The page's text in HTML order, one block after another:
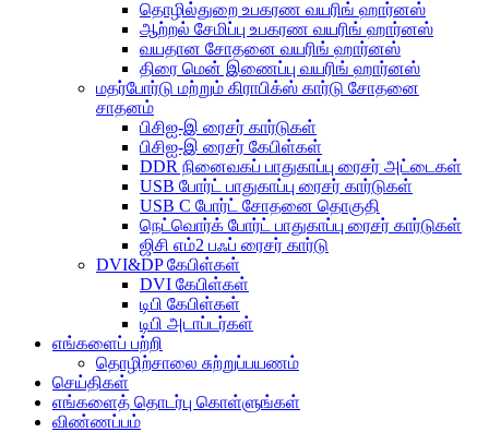
தொழில்துறை உபகரண வயரிங் ஹார்னஸ்
ஆற்றல் சேமிப்பு உபகரண வயரிங் ஹார்னஸ்
வயதான சோதனை வயரிங் ஹார்னஸ்
திரை மென் இணைப்பு வயரிங் ஹார்னஸ்
மதர்போர்டு மற்றும் கிராபிக்ஸ் கார்டு சோதனை
சாதனம்
பிசிஐ-இ ரைசர் கார்டுகள்
பிசிஐ-இ ரைசர் கேபிள்கள்
DDR நினைவகப் பாதுகாப்பு ரைசர் அட்டைகள்
USB போர்ட் பாதுகாப்பு ரைசர் கார்டுகள்
USB C போர்ட் சோதனை தொகுதி
நெட்வொர்க் போர்ட் பாதுகாப்பு ரைசர் கார்டுகள்
ஜிசி எம்2 பஃப் ரைசர் கார்டு
DVI&DP கேபிள்கள்
DVI கேபிள்கள்
டிபி கேபிள்கள்
டிபி அடாப்டர்கள்
எங்களைப் பற்றி
தொழிற்சாலை சுற்றுப்பயணம்
செய்திகள்
எங்களைத் தொடர்பு கொள்ளுங்கள்
விண்ணப்பம்